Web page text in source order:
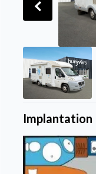
Implantation